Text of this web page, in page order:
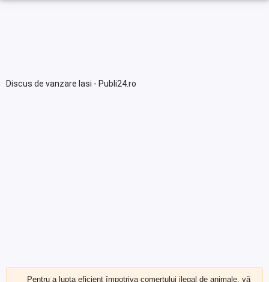
Discus de vanzare Iasi - Publi24.ro
Pentru a lupta eficient împotriva comerțului ilegal de animale, vă